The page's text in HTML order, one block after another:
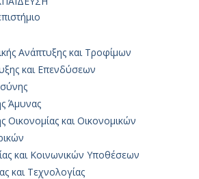
Ανάπτυξης και Τροφίμων
και Επενδύσεων
Άμυνας
Οικονομίας και Οικονομικών
και Κοινωνικών Υποθέσεων
και Τεχνολογίας